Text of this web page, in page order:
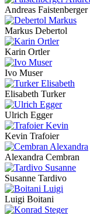
Andreas Faistenberger
Markus Debertol
Karin Ortler
Ivo Muser
Elisabeth Turker
Ulrich Egger
Kevin Trafoier
Alexandra Cembran
Susanne Tardivo
Luigi Boitani